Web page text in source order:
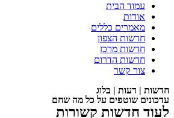
עמוד הבית
אודות
מאמרים כללים
חדשות הצפון
חדשות מרכז
חדשות הדרום
צור קשר
חדשות | דעות | בלוג
עדכונים שוטפים על כל מה שחם
לעוד חדשות קשורות